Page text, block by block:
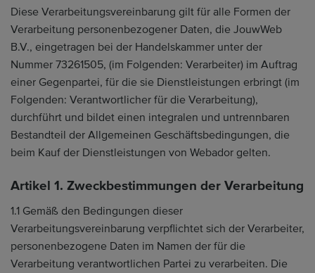
Diese Verarbeitungsvereinbarung gilt für alle Formen der
Verarbeitung personenbezogener Daten, die JouwWeb
B.V., eingetragen bei der Handelskammer unter der
Nummer 73261505, (im Folgenden: Verarbeiter) im Auftrag
einer Gegenpartei, für die sie Dienstleistungen erbringt (im
Folgenden: Verantwortlicher für die Verarbeitung),
durchführt und bildet einen integralen und untrennbaren
Bestandteil der Allgemeinen Geschäftsbedingungen, die
beim Kauf der Dienstleistungen von Webador gelten.
Artikel 1. Zweckbestimmungen der Verarbeitung
1.1 Gemäß den Bedingungen dieser
Verarbeitungsvereinbarung verpflichtet sich der Verarbeiter,
personenbezogene Daten im Namen der für die
Verarbeitung verantwortlichen Partei zu verarbeiten. Die